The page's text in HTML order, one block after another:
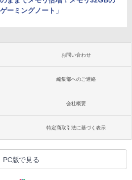
ーミングノート」
お問い合わせ
編集部へのご連絡
会社概要
特定商取引法に基づく表示
PC版で見る